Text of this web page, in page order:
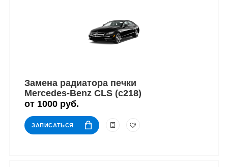
Замена радиатора печки
Mercedes-Benz CLS (c218)
от 1000 руб.
ЗАПИСАТЬСЯ